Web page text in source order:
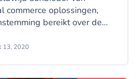
commerce oplossingen,
bereikt over de
RobinHQ.com. De
13, 2020